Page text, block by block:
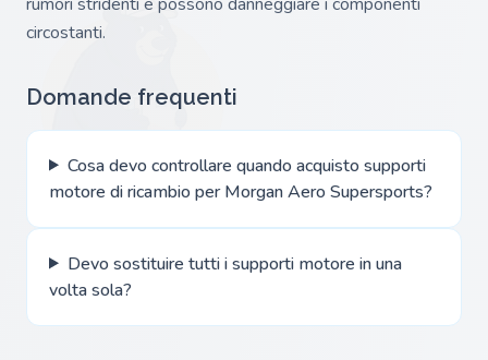
circostanti.
Domande frequenti
Cosa devo controllare quando acquisto supporti
motore di ricambio per Morgan Aero Supersports?
Devo sostituire tutti i supporti motore in una
volta sola?